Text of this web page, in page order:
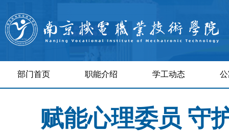
部门首页 职能介绍 学工动态
赋能心理委员 守